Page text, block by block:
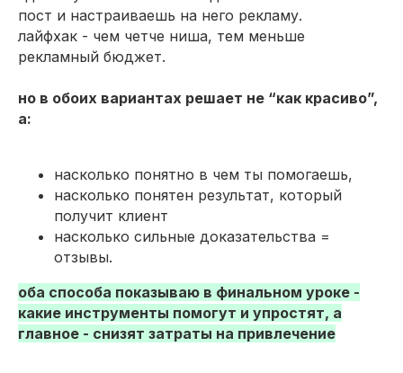
пост и настраиваешь на него рекламу.
лайфхак - чем четче ниша, тем меньше
рекламный бюджет.
но в обоих вариантах решает не “как красиво”,
а:
насколько понятно в чем ты помогаешь,
насколько понятен результат, который
получит клиент
насколько сильные доказательства =
отзывы.
оба способа показываю в финальном уроке -
какие инструменты помогут и упростят, а
главное - снизят затраты на привлечение